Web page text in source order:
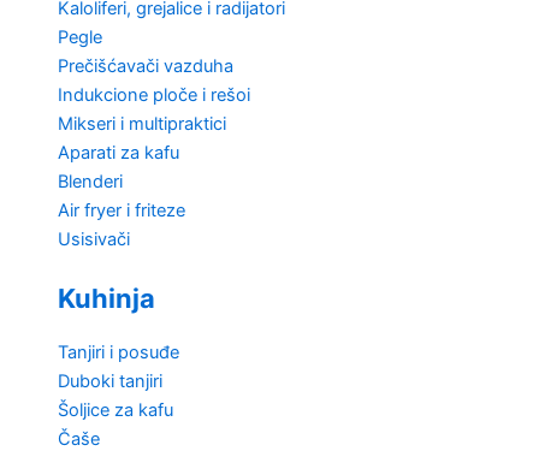
Kaloliferi, grejalice i radijatori
Pegle
Prečišćavači vazduha
Indukcione ploče i rešoi
Mikseri i multipraktici
Aparati za kafu
Blenderi
Air fryer i friteze
Usisivači
Kuhinja
Tanjiri i posuđe
Duboki tanjiri
Šoljice za kafu
Čaše